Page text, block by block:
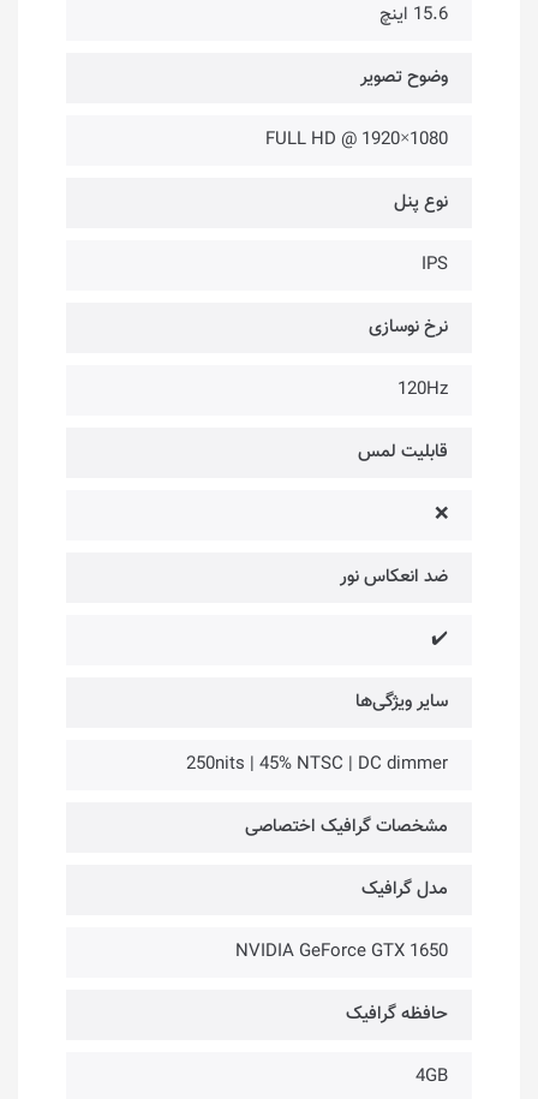
15.6 اینچ
وضوح تصویر
1080×1920 @ FULL HD
نوع پنل
IPS
نرخ نوسازی
120Hz
قابلیت لمس
❌
ضد انعکاس نور
✔️
سایر ویژگی‌ها
250nits | 45% NTSC | DC dimmer
مشخصات گرافیک اختصاصی
مدل گرافیک
NVIDIA GeForce GTX 1650
حافظه گرافیک
4GB